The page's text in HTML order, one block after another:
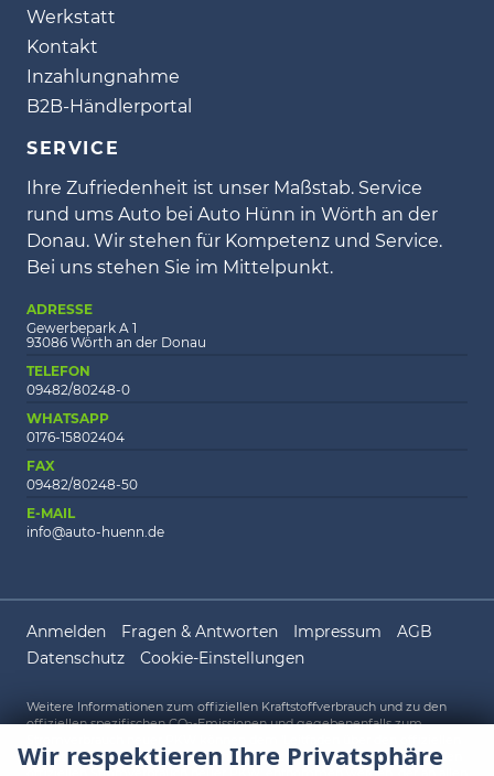
Werkstatt
Kontakt
Inzahlungnahme
B2B-Händlerportal
SERVICE
Ihre Zufriedenheit ist unser Maßstab. Service
rund ums Auto bei Auto Hünn in Wörth an der
Donau. Wir stehen für Kompetenz und Service.
Bei uns stehen Sie im Mittelpunkt.
ADRESSE
Gewerbepark A 1
93086 Wörth an der Donau
TELEFON
09482/80248-0
WHATSAPP
0176-15802404
FAX
09482/80248-50
E-MAIL
info@auto-huenn.de
Anmelden Fragen & Antworten Impressum
AGB
Datenschutz
Cookie-Einstellungen
Weitere Informationen zum offiziellen Kraftstoffverbrauch und zu den
offiziellen spezifischen CO2-Emissionen und gegebenenfalls zum
Kraftstoffverbrauch, die offiziellen spezifischen CO2 -Emissionen und den
offiziellen Stromverbrauch neuer PKW' entnommen werden, der an allen
Wir respektieren Ihre Privatsphäre